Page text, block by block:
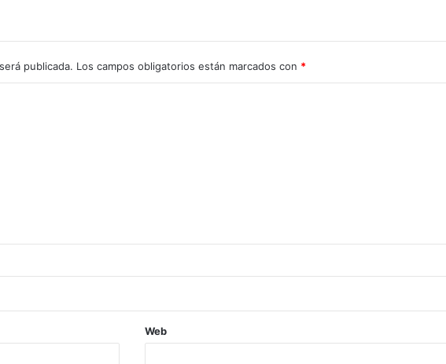
publicada. Los campos obligatorios están marcados con *
Web